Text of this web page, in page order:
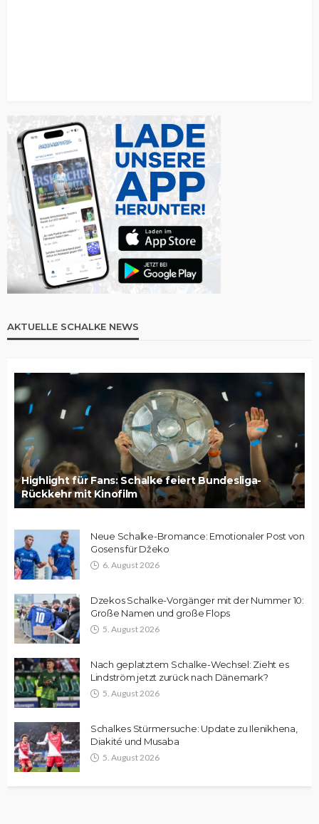
AKTUELLE SCHALKE NEWS
Highlight für Fans: Schalke feiert Bundesliga-
Rückkehr mit Kinofilm
Neue Schalke-Bromance: Emotionaler Post von
Gosens für Džeko
6. August 2026
Dzekos Schalke-Vorgänger mit der Nummer 10:
Große Namen und große Flops
5. August 2026
Nach geplatztem Schalke-Wechsel: Zieht es
Lindström jetzt zurück nach Dänemark?
5. August 2026
Schalkes Stürmersuche: Update zu Ilenikhena,
Diakité und Musaba
5. August 2026